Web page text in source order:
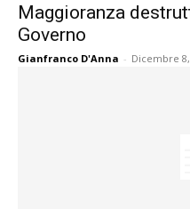
Maggioranza
Governo
Gianfranco D'Anna - Dicembre 8,